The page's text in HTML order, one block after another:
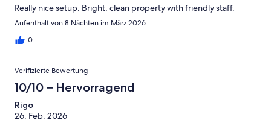
Really nice setup. Bright, clean property with friendly staff.
Aufenthalt von 8 Nächten im März 2026
0
Verifizierte Bewertung
10/10 – Hervorragend
Rigo
26. Feb. 2026